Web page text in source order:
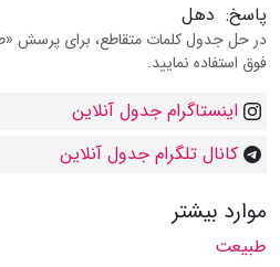
پاسخ: دهل
در حل جدول کلمات متقاطع، برای پرسش
فوق استفاده نمایید.
اینستاگرام جدول آنلاین
کانال تلگرام جدول آنلاین
موارد بیشتر
طبیعت